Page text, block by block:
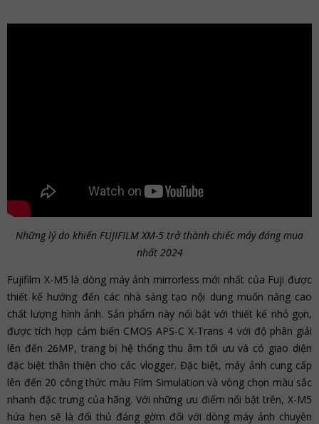
Những lý do khiến FUJIFILM XM-5 trở thành chiếc máy đáng mua
nhất 2024
Fujifilm X-M5 là dòng máy ảnh mirrorless mới nhất của Fuji được
thiết kế hướng đến các nhà sáng tạo nội dung muốn nâng cao
chất lượng hình ảnh. Sản phẩm này nổi bật với thiết kế nhỏ gọn,
được tích hợp cảm biến CMOS APS-C X-Trans 4 với độ phân giải
lên đến 26MP, trang bị hệ thống thu âm tối ưu và có giao diện
đặc biệt thân thiện cho các vlogger. Đặc biệt, máy ảnh cung cấp
lên đến 20 công thức màu Film Simulation và vòng chọn màu sắc
nhanh đặc trưng của hãng. Với những ưu điểm nổi bật trên, X-M5
hứa hẹn sẽ là đối thủ đáng gờm đối với dòng máy ảnh chuyên